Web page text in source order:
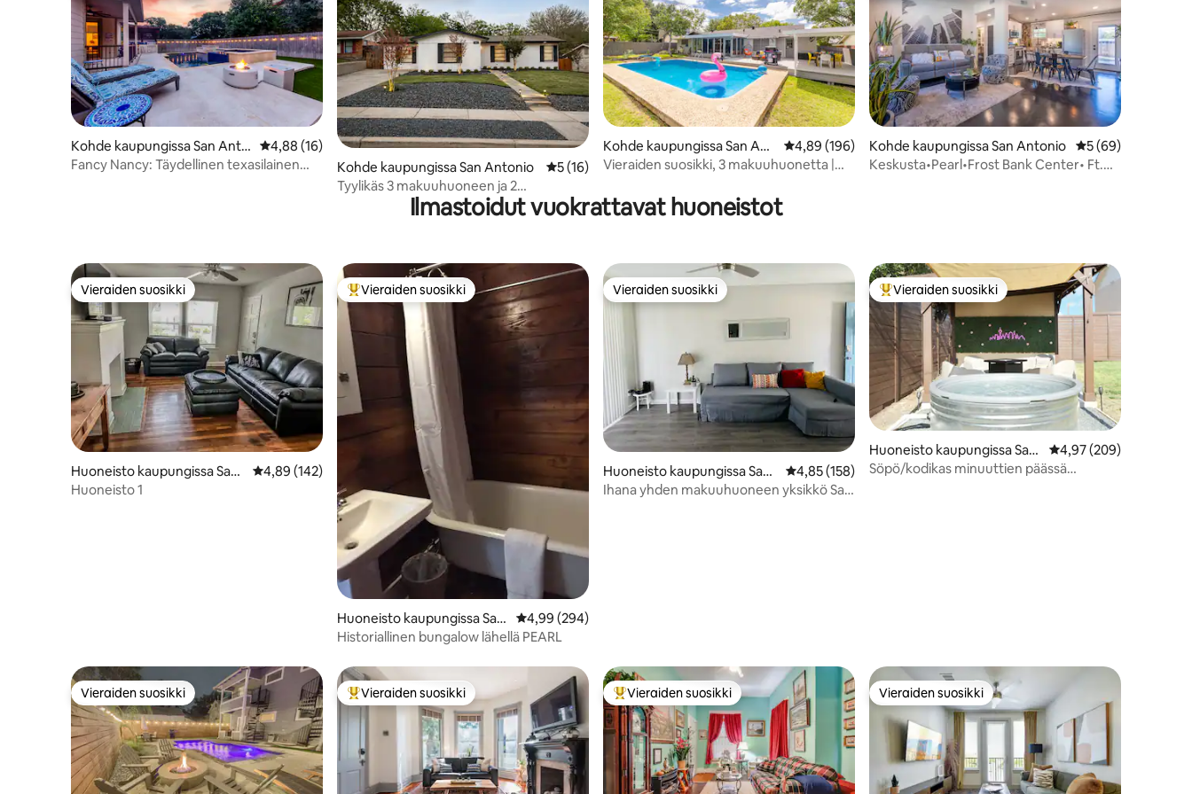
Kohde kaupungissa San Anto
nio
Keskimääräinen arvio 4,88/5, 16 arvostelua
4,88 (16)
Fancy Nancy: Täydellinen texasilainen
Kohde kaupungissa San Antonio Keskimääräinen arvio 5/5, 16 arvostelua
5 (16)
Tyylikäs 3 makuuhuoneen ja 2
kylpyhuoneen asunto, jossa on uima-allas
ja terassi | Lähellä kaikkea
Kohde kaupungissa San Ant
onio
Keskimääräinen arvio 4,89/5, 196 arvostelua
4,89 (196)
Vieraiden suosikki, 3 makuuhuonetta |
Alamoa
Kohde kaupungissa San Antonio Keskimääräinen
5 (69)
Keskusta•Pearl•Frost Bank Center• Ft.
Ilmastoidut vuokrattavat huoneistot
Vieraiden suosikki
Vieraiden suosikki
Huoneisto kaupungissa San
Antonio
Keskimääräinen arvio 4,89/5, 142 arvostelua
4,89 (142)
Huoneisto 1
Vieraiden suosikkien parhaimmistoa
Vieraiden suosikki
Huoneisto kaupungissa San
Antonio
Keskimääräinen arvio 4,99/5, 294 arvostelua
4,99 (294)
Historiallinen bungalow lähellä PEARL
Vieraiden suosikki
Vieraiden suosikki
Huoneisto kaupungissa San
Antonio
Keskimääräinen arvio 4,85/5, 158 arvostelua
4,85 (158)
Ihana yhden makuuhuoneen yksikkö San
Vieraiden suosikkien parhaimmistoa
Vieraiden suosikki
Huoneisto kaupungissa San
Antonio
Keskimääräinen arvio
4,97 (209)
Söpö/kodikas minuuttien päässä
Vieraiden suosikki
Vieraiden suosikki Vieraiden suosikkien parhaimmistoa
Vieraiden suosikki Vieraiden suosikkien parhaimmistoa
Vieraiden suosikki Vieraiden suosikki
Vieraiden suosikki